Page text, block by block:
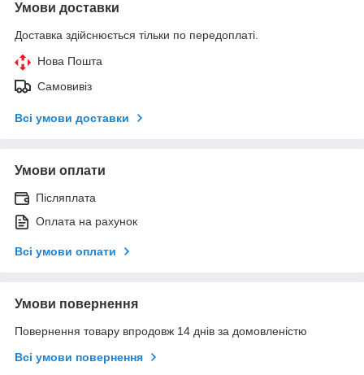
Умови доставки
Доставка здійснюється тільки по передоплаті.
Нова Пошта
Самовивіз
Всі умови доставки
Умови оплати
Післяплата
Оплата на рахунок
Всі умови оплати
Умови повернення
Повернення товару впродовж 14 днів за домовленістю
Всі умови повернення